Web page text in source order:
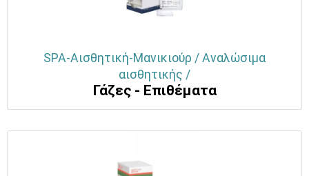
SPA-Αισθητική-Μανικιούρ / Αναλώσιμα
αισθητικής /
Γάζες - Επιθέματα